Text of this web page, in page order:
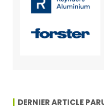
DERNIER ARTICLE